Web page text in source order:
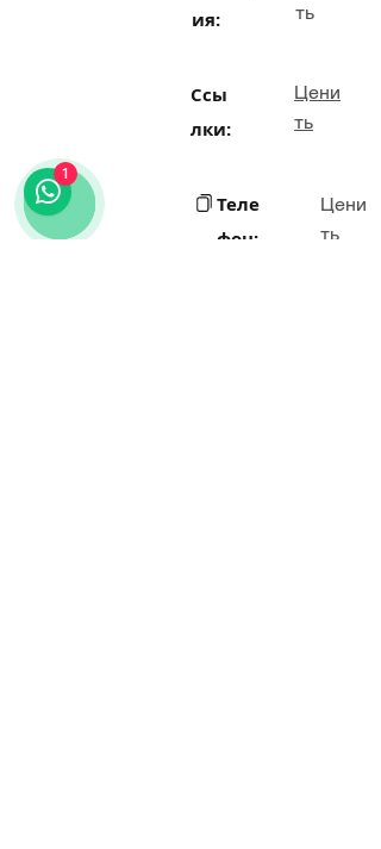
ия:
ть
Ссы
лки:
Цени
ть
Теле
фон:
Цени
ть
1